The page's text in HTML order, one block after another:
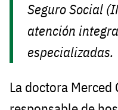
Seguro Social
atención
especializadas.
La doctora Merced